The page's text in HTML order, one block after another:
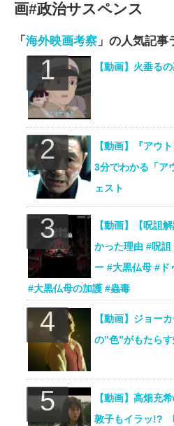
画#政治サスペンス
「 海外映画考察 」の人気記事
【動画】火垂る
【動画】『アウ
3分でわかる「ア
ェスト
【動画】【呪詛
かった理由 #呪
ー #大黒仏母 #ド
#大黒仏母の加護 #蟲毒
【動画】ジョー
の”色”がもたら
【動画】高畑充
敦子もイラッ!?